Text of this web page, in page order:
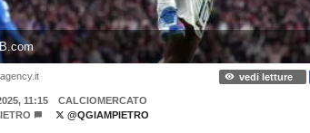
vedi letture
11:15
CALCIOMERCATO
@QGIAMPIETRO